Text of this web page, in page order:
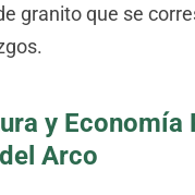
granito que se
y Economía
Arco